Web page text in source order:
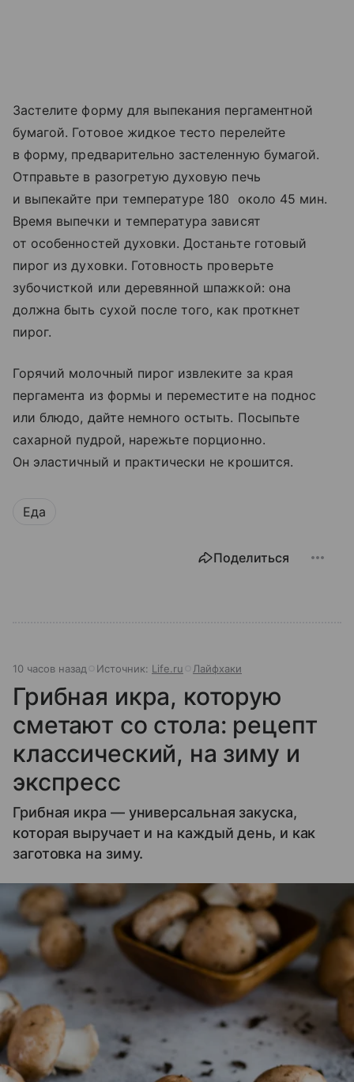
Застелите форму для выпекания пергаментной
бумагой. Готовое жидкое тесто перелейте
в форму, предварительно застеленную бумагой.
Отправьте в разогретую духовую печь
и выпекайте при температуре 180 около 45 мин.
Время выпечки и температура зависят
от особенностей духовки. Достаньте готовый
пирог из духовки. Готовность проверьте
зубочисткой или деревянной шпажкой: она
должна быть сухой после того, как проткнет
пирог.
Горячий молочный пирог извлеките за края
пергамента из формы и переместите на поднос
или блюдо, дайте немного остыть. Посыпьте
сахарной пудрой, нарежьте порционно.
Он эластичный и практически не крошится.
Еда
Поделиться
10 часов назад Источник: Life.ru Лайфхаки
Грибная икра, которую
сметают со стола: рецепт
классический, на зиму и
экспресс
Грибная икра — универсальная закуска,
которая выручает и на каждый день, и как
заготовка на зиму.